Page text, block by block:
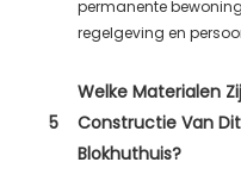
permanente
regelgeving en
5
Welke Materialen
Constructie Van
Blokhuthuis?